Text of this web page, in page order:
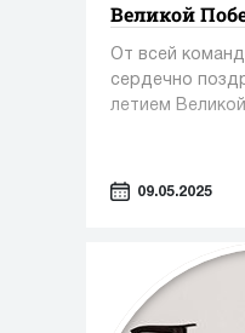
Великой
От всей
сердечно
летием
09.05.2025